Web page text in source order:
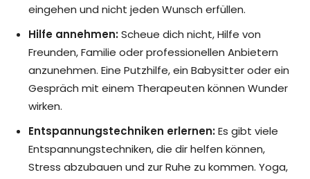
eingehen und nicht jeden Wunsch erfüllen.
Hilfe annehmen:Scheue dich nicht, Hilfe von
Freunden, Familie oder professionellen Anbietern
anzunehmen. Eine Putzhilfe, ein Babysitter oder ein
Gespräch mit einem Therapeuten können Wunder
wirken.
Entspannungstechniken erlernen:Es gibt viele
Entspannungstechniken, die dir helfen können,
Stress abzubauen und zur Ruhe zu kommen. Yoga,